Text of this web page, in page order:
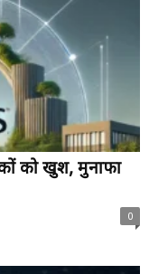
को खुश, मुनाफा
0